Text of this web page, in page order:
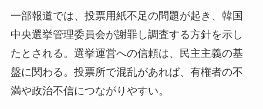
一部報道では、投票用紙不足の問題が起き、韓国
中央選挙管理委員会が謝罪し調査する方針を示し
たとされる。選挙運営への信頼は、民主主義の基
盤に関わる。投票所で混乱があれば、有権者の不
満や政治不信につながりやすい。